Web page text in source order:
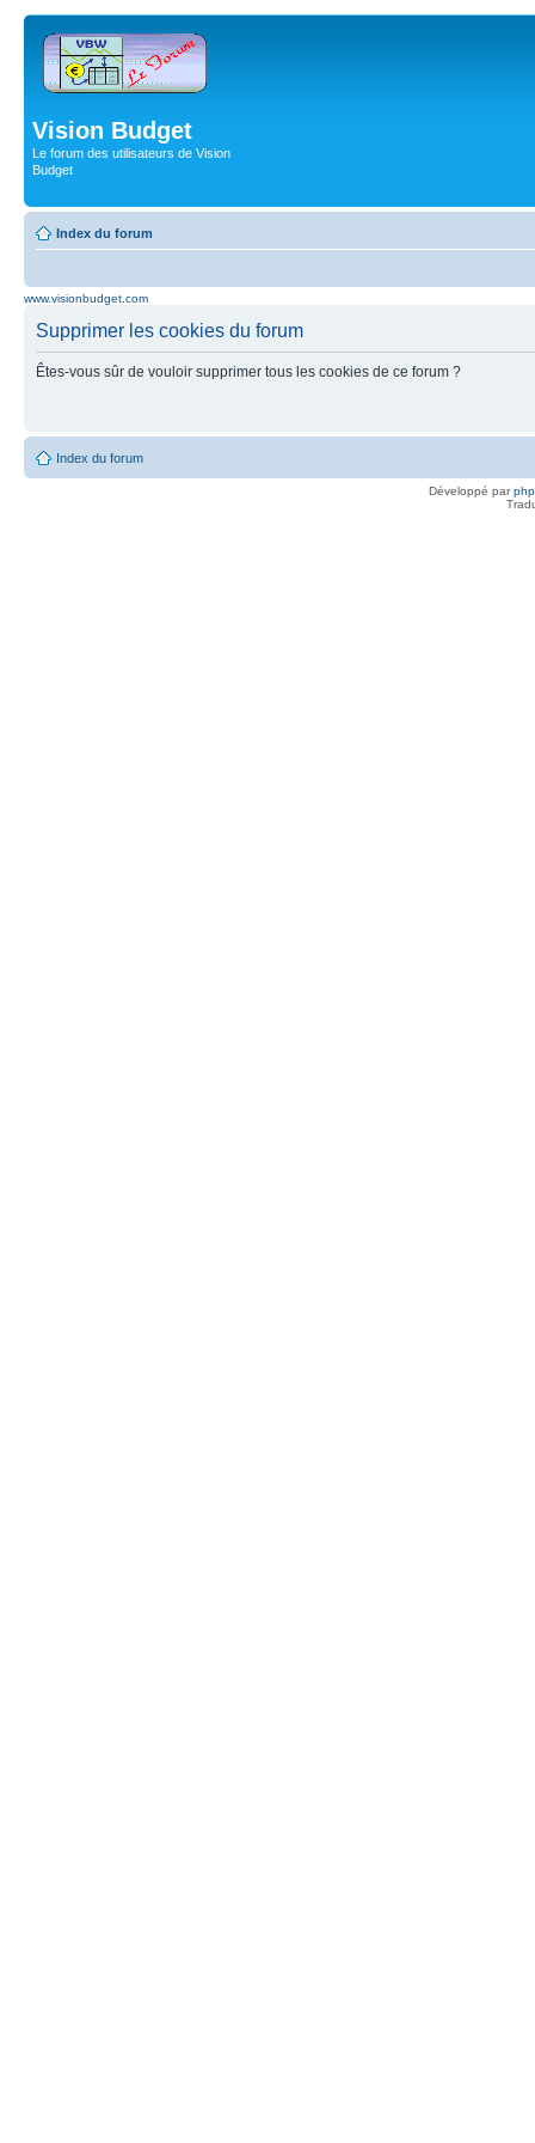
Vision Budget
Le forum des utilisateurs de Vision
Budget
Index du forum
www.visionbudget.com
Supprimer les cookies du forum
Êtes-vous sûr de vouloir supprimer tous les cookies de ce forum ?
Index du forum
Développé par